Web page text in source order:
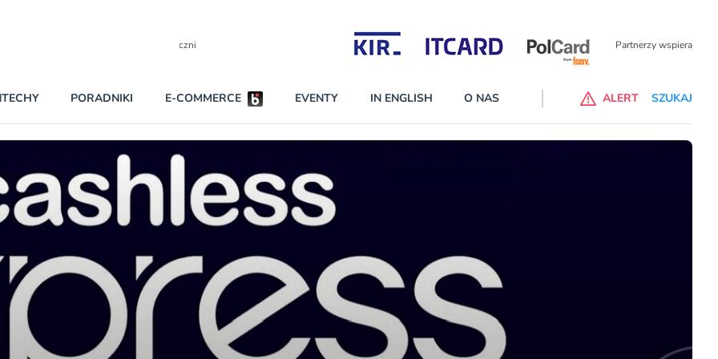
Partnerzy wspierający
BEZPIECZEŃSTWO
INNI NAPISALI
KONTA
RAPORTY SPECJALNE
NAJCZĘŚCIEJ CZYTANE
wszystkich planach
W najniższych planach – Standard i Plus – z usługi będzie można korzsytać za
darmo przez trzy miesiące
Czytaj więcej
PORADNIKI E-COMMERCE EVENTY IN ENGLISH O NAS ALERT SZUKAJ